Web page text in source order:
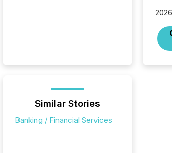
Similar Stories
Banking / Financial Services